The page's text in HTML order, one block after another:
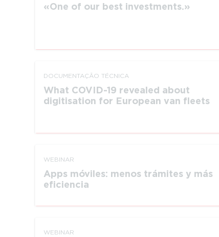
One of our best investments.
DOCUMEN­TAÇÃO TÉCNICA
What COVID-19 revealed about
digitisation for European van fleets
WEBINAR
Apps móviles: menos trámites y más
eficiencia
WEBINAR